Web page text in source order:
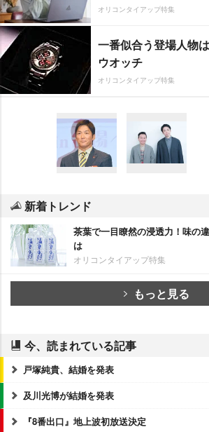
オリコンタイアップ特集
一番似合う登場人物
ウオッチ
オリコンタイアップ特集
新着トレンド
茶葉で一目瞭然の浸透力！味の
は
オリコンタイアップ特集
もっと見る
今、読まれている記事
戸塚純貴、結婚を発表
及川光博が結婚を発表
『8番出口』地上波初放送決定